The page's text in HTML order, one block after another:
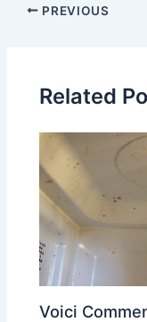
Post
PREVIOUS
Related
Voici